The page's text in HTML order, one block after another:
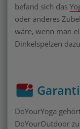
befand sich das
oder anderes
wäre, wenn man
Dinkelspelzen
DoYourYoga
DoYourOutdoor